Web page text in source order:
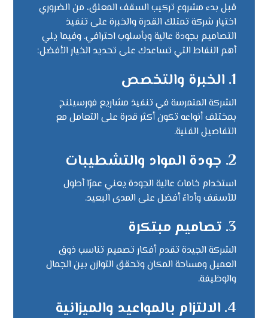
قبل بدء مشروع تركيب السقف المعلق، من الضروري
اختيار شركة تمتلك القدرة والخبرة على تنفيذ
التصاميم بجودة عالية وبأسلوب احترافي. وفيما يلي
أهم النقاط التي تساعدك على تحديد الخيار الأفضل:
1. الخبرة والتخصص
الشركة المتمرسة في تنفيذ مشاريع فورسيلنج
بمختلف أنواعه تكون أكثر قدرة على التعامل مع
التفاصيل الفنية.
2. جودة المواد والتشطيبات
استخدام خامات عالية الجودة يعني عمرًا أطول
للأسقف وأداءً أفضل على المدى البعيد.
3. تصاميم مبتكرة
الشركة الجيدة تقدم أفكار تصميم تناسب ذوق
العميل ومساحة المكان وتحقق التوازن بين الجمال
والوظيفة.
4. الالتزام بالمواعيد والميزانية